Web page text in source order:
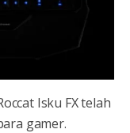
Isku FX telah
gamer.